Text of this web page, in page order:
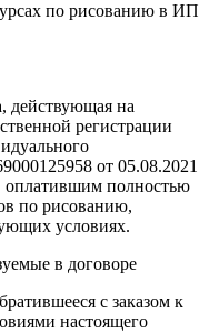
по рисованию в ИП
действующая на
регистрации
от 05.08.2021
оплатившим полностью
по рисованию,
условиях.
в договоре
с заказом к
настоящего